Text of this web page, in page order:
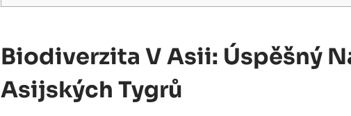
Biodiverzita V Asii: Úspěšný
Asijských Tygrů